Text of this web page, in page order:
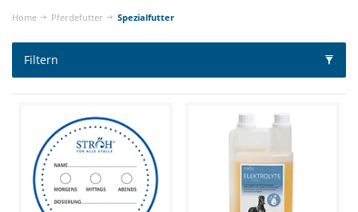
Home Pferdefutter Spezialfutter
Filtern